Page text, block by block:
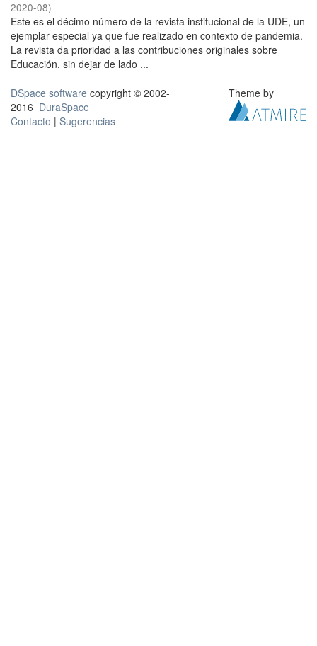
2020-08)
Este es el décimo número de la revista institucional de la UDE, un
ejemplar especial ya que fue realizado en contexto de pandemia.
La revista da prioridad a las contribuciones originales sobre
Educación, sin dejar de lado ...
DSpace software copyright © 2002-
2016 DuraSpace
Contacto | Sugerencias
Theme by